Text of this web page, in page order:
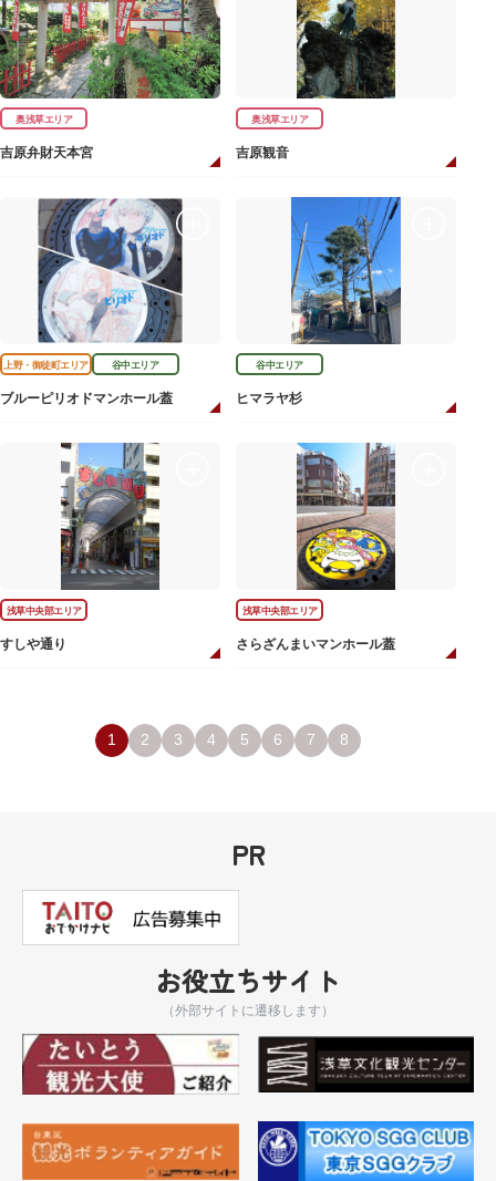
奥浅草エリア
吉原弁財天本宮
奥浅草エリア
吉原観音
上野・御徒町エリア 谷中エリア
ブルーピリオドマンホール蓋
谷中エリア
ヒマラヤ杉
浅草中央部エリア
すしや通り
浅草中央部エリア
さらざんまいマンホール蓋
1 2 3 4 5 6 7 8
PR
お役立ちサイト
（外部サイトに遷移します）